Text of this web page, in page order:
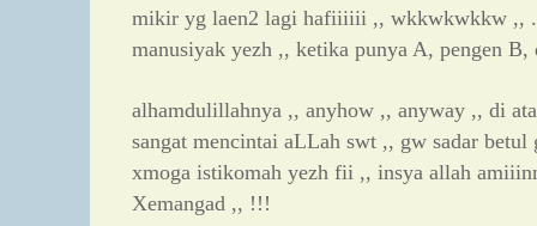
mikir yg laen2 lagi hafiiiiii ,, wkkwkwkkw ,, .
manusiyak yezh ,, ketika punya A, pengen B,
alhamdulillahnya ,, anyhow ,, anyway ,, di
sangat mencintai aLLah swt ,, gw sadar
xmoga istikomah yezh fii ,, insya allah
Xemangad ,, !!!